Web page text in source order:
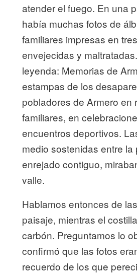
atender el fuego. En una
había muchas fotos de
familiares impresas en
envejecidas y
leyenda: Memorias de
estampas de los
pobladores de Armero en
familiares, en
encuentros deportivos.
medio sostenidas entre la
enrejado contiguo,
valle.
Hablamos entonces de
paisaje, mientras el
carbón. Preguntamos lo
confirmó que las fotos
recuerdo de los que